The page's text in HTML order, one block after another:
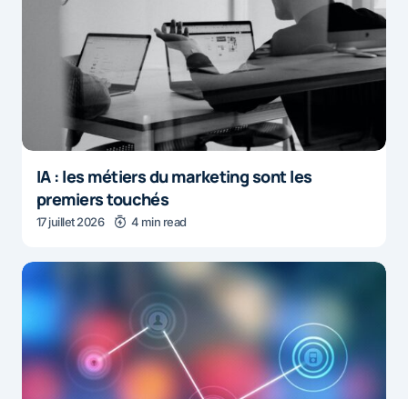
IA : les métiers du marketing sont les
premiers touchés
17 juillet 2026 4 min read